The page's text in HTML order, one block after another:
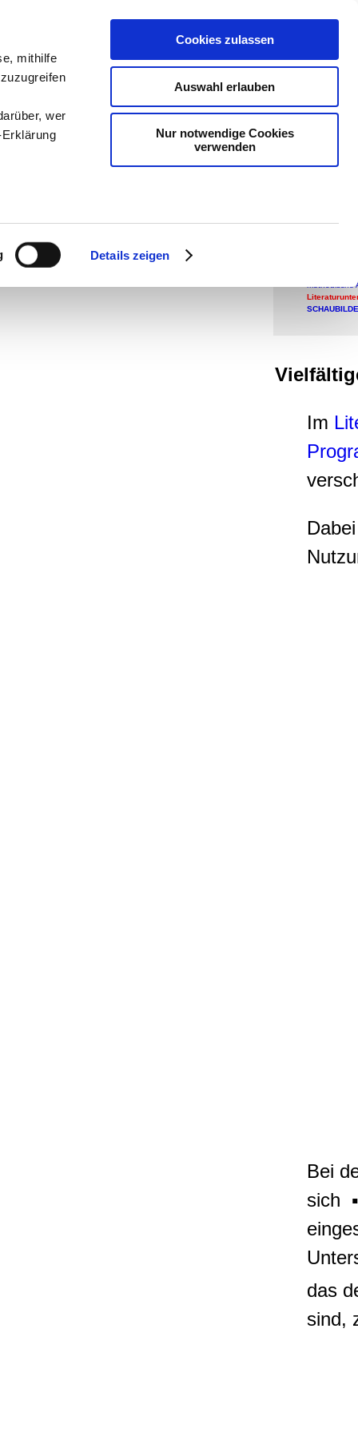
mithilfe
wer
Details zeigen
Cookies zulassen
Auswahl erlauben
Nur notwendige Cookies
verwenden
navigiert
methodische
Im
Bei
sich
das
sind,